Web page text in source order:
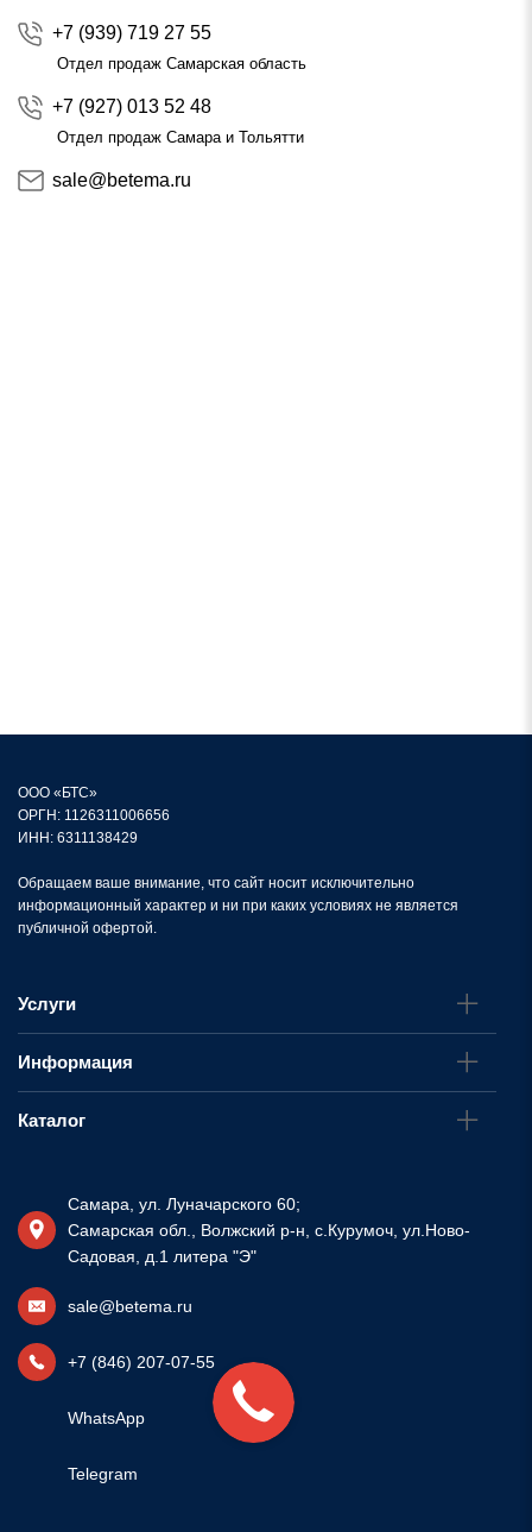
+7 (939) 719 27 55
Отдел продаж Самарская область
+7 (927) 013 52 48
Отдел продаж Самара и Тольятти
sale@betema.ru
ООО «БТС»
ОРГН: 1126311006656
ИНН: 6311138429
Обращаем ваше внимание, что сайт носит исключительно
информационный характер и ни при каких условиях не является
публичной офертой.
Услуги
Информация
Каталог
Самара, ул. Луначарского 60;
Самарская обл., Волжский р-н, с.Курумоч, ул.Ново-
Садовая, д.1 литера "Э"
sale@betema.ru
+7 (846) 207-07-55
WhatsApp
Telegram